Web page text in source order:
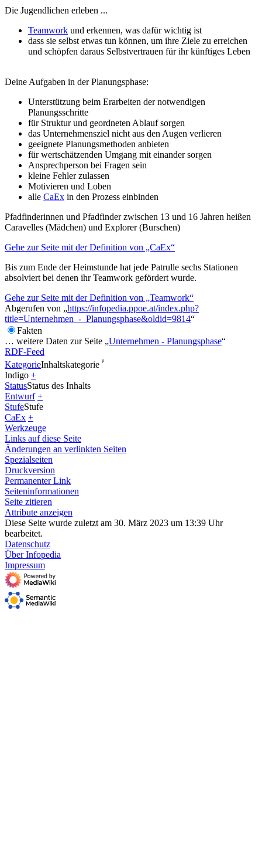
Die Jugendlichen erleben ...
Teamwork und erkennen, was dafür wichtig ist
dass sie selbst etwas tun können, um ihre Ziele zu erreichen
und schöpfen daraus Selbstvertrauen für ihr künftiges Leben
Deine Aufgaben in der Planungsphase:
Unterstützung beim Erarbeiten der notwendigen
Planungsschritte
für Struktur und geordneten Ablauf sorgen
das Unternehmensziel nicht aus den Augen verlieren
geeignete Planungsmethoden anbieten
für wertschätzenden Umgang mit einander sorgen
Ansprechperson bei Fragen sein
kleine Fehler zulassen
Motivieren und Loben
alle CaEx in den Prozess einbinden
Pfadfinderinnen und Pfadfinder zwischen 13 und 16 Jahren heißen
Caravelles (Mädchen) und Explorer (Burschen)
Gehe zur Seite mit der Definition von „CaEx“
Bis zum Ende der Heimstunde hat jede Patrulle sechs Stationen
absolviert bei denen ihr Teamwork gefördert wurde.
Gehe zur Seite mit der Definition von „Teamwork“
Abgerufen von „https://infopedia.ppoe.at/index.php?
title=Unternehmen_-_Planungsphase&oldid=9814“
Fakten
… weitere Daten zur Seite „Unternehmen - Planungsphase“
RDF-Feed
KategorieInhaltskategorie ᵖ
Indigo +
StatusStatus des Inhalts
Entwurf +
StufeStufe
CaEx +
Werkzeuge
Links auf diese Seite
Änderungen an verlinkten Seiten
Spezialseiten
Druckversion
Permanenter Link
Seiten­­informationen
Seite zitieren
Attribute anzeigen
Diese Seite wurde zuletzt am 30. März 2023 um 13:39 Uhr
bearbeitet.
Datenschutz
Über Infopedia
Impressum